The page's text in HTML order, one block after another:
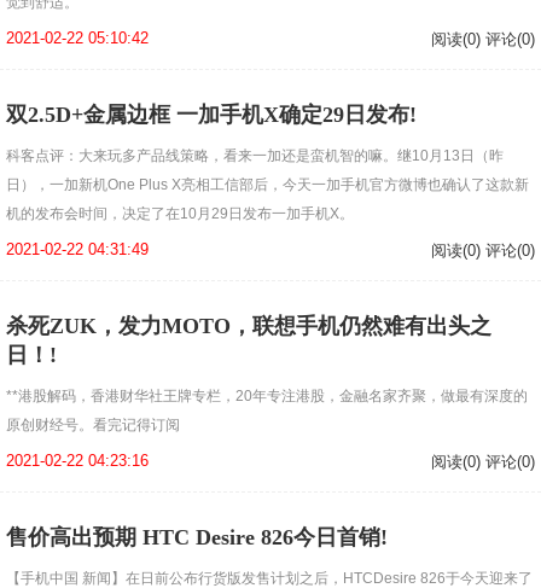
2021-02-22 05:10:42 阅读(0) 评论(0)
双2.5D+金属边框 一加手机X确定29日发布!
科客点评：大来玩多产品线策略，看来一加还是蛮机智的嘛。继10月13日（昨
日），一加新机One Plus X亮相工信部后，今天一加手机官方微博也确认了这款新
机的发布会时间，决定了在10月29日发布一加手机X。
2021-02-22 04:31:49 阅读(0) 评论(0)
杀死ZUK，发力MOTO，联想手机仍然难有出头之
日！!
**港股解码，香港财华社王牌专栏，20年专注港股，金融名家齐聚，做最有深度的
原创财经号。看完记得订阅
2021-02-22 04:23:16 阅读(0) 评论(0)
售价高出预期 HTC Desire 826今日首销!
【手机中国 新闻】在日前公布行货版发售计划之后，HTCDesire 826于今天迎来了